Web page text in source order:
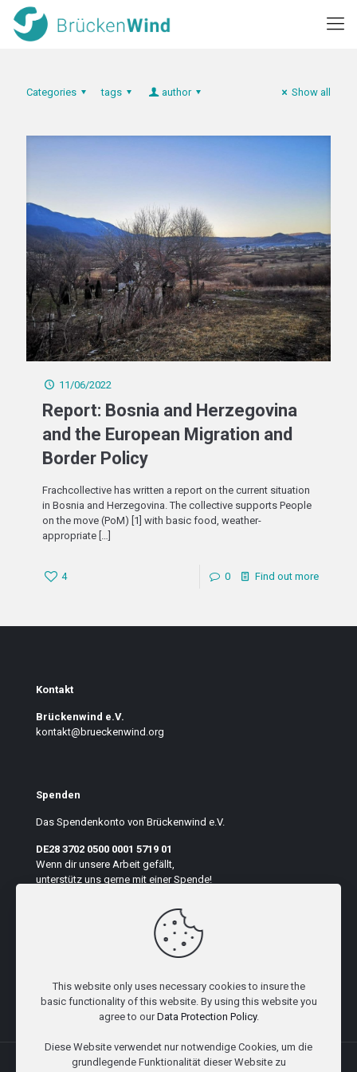
Categories tags author Show all
11/06/2022
Report: Bosnia and Herzegovina
and the European Migration and
Border Policy
Frachcollective has written a report on the current situation
in Bosnia and Herzegovina. The collective supports People
on the move (PoM) [1] with basic food, weather-
appropriate […]
4 0 Find out more
Kontakt
Brückenwind e.V.
kontakt@brueckenwind.org
Spenden
Das Spendenkonto von Brückenwind e.V.
DE28 3702 0500 0001 5719 01
Wenn dir unsere Arbeit gefällt,
unterstütz uns gerne mit einer Spende!
This website only uses necessary cookies to insure the
basic functionality of this website. By using this website you
agree to ourData Protection Policy.
Diese Website verwendet nur notwendige Cookies, um die
grundlegende Funktionalität dieser Website zu